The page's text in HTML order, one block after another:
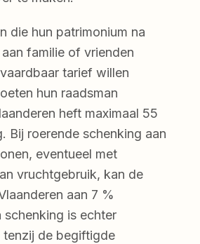
die hun patrimonium na
familie of vrienden
tarief willen
hun raadsman
heft maximaal 55
Bij roerende schenking aan
eventueel met
vruchtgebruik, kan de
aan 7 %
schenking is echter
tenzij de begiftigde